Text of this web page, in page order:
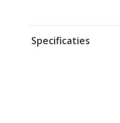
Specificaties